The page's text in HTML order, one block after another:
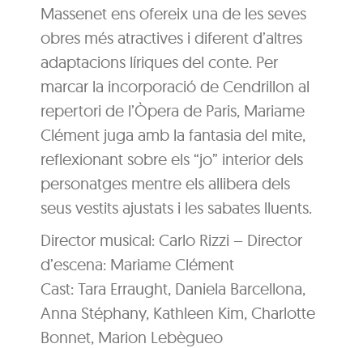
Massenet ens ofereix una de les seves
obres més atractives i diferent d’altres
adaptacions líriques del conte. Per
marcar la incorporació de Cendrillon al
repertori de l’Òpera de Paris, Mariame
Clément juga amb la fantasia del mite,
reflexionant sobre els “jo” interior dels
personatges mentre els allibera dels
seus vestits ajustats i les sabates lluents.
Director musical: Carlo Rizzi – Director
d’escena: Mariame Clément
Cast: Tara Erraught, Daniela Barcellona,
Anna Stéphany, Kathleen Kim, Charlotte
Bonnet, Marion Lebègueo